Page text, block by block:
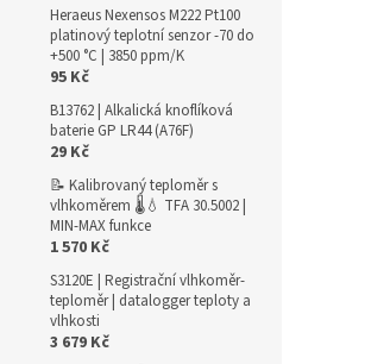
Heraeus Nexensos M222 Pt100
platinový teplotní senzor -70 do
+500 °C | 3850 ppm/K
95 Kč
B13762 | Alkalická knoflíková
baterie GP LR44 (A76F)
29 Kč
📝 Kalibrovaný teploměr s
vlhkoměrem 🌡️💧 TFA 30.5002 |
MIN-MAX funkce
1 570 Kč
S3120E | Registrační vlhkoměr-
teploměr | datalogger teploty a
vlhkosti
3 679 Kč